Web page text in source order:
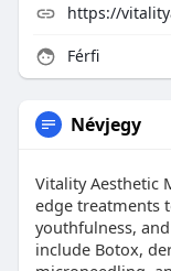
https://
Férfi
Névjegy
Vitality Aesthetic
edge treatments
youthfulness,
include Botox,